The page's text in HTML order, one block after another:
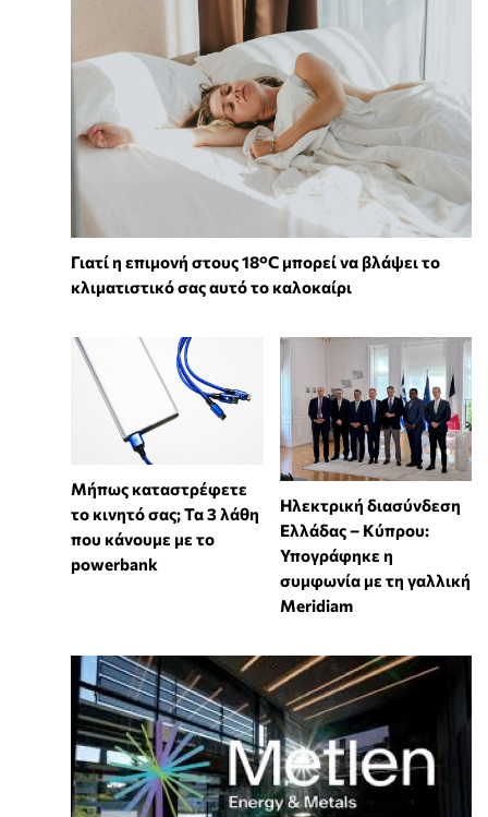
Γιατί η επιμονή στους 18°C μπορεί να βλάψει το
κλιματιστικό σας αυτό το καλοκαίρι
Μήπως καταστρέφετε
το κινητό σας; Τα 3 λάθη
που κάνουμε με το
powerbank
Ηλεκτρική διασύνδεση
Ελλάδας – Κύπρου:
Υπογράφηκε η
συμφωνία με τη γαλλική
Meridiam